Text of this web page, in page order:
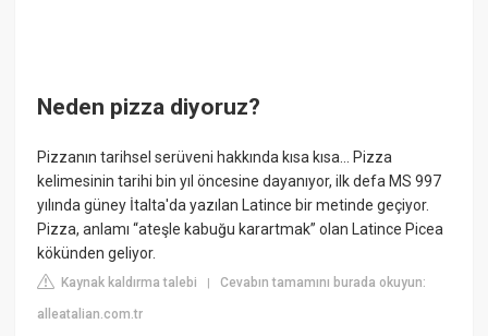
Neden pizza diyoruz?
Pizzanın tarihsel serüveni hakkında kısa kısa… Pizza
kelimesinin tarihi bin yıl öncesine dayanıyor, ilk defa MS 997
yılında güney İtalta'da yazılan Latince bir metinde geçiyor.
Pizza, anlamı “ateşle kabuğu karartmak” olan Latince Picea
kökünden geliyor.
Kaynak kaldırma talebi |Cevabın tamamını burada okuyun:
alleatalian.com.tr